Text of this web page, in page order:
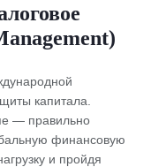
капитала.
— правильно
финансовую
и пройдя